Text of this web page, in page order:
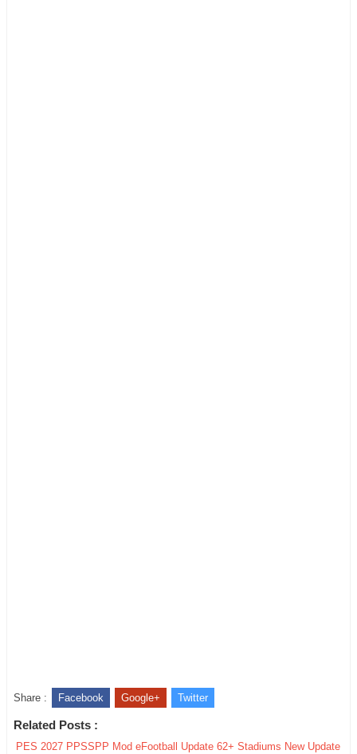
Share : Facebook Google+ Twitter
Related Posts :
PES 2027 PPSSPP Mod eFootball Update 62+ Stadiums New Update